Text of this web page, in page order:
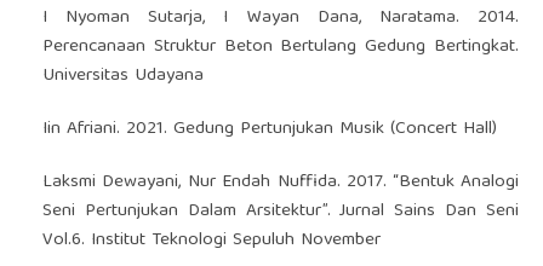
I Nyoman Sutarja, I Wayan Dana, Naratama. 2014.
Perencanaan Struktur Beton Bertulang Gedung Bertingkat.
Universitas Udayana
Iin Afriani. 2021. Gedung Pertunjukan Musik (Concert Hall)
Laksmi Dewayani, Nur Endah Nuffida. 2017. “Bentuk Analogi
Seni Pertunjukan Dalam Arsitektur”. Jurnal Sains Dan Seni
Vol.6. Institut Teknologi Sepuluh November